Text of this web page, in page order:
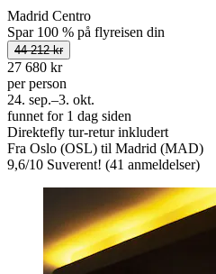
Madrid Centro
Spar 100 % på flyreisen din
44 212 kr
27 680 kr
per person
24. sep.–3. okt.
funnet for 1 dag siden
Direktefly tur-retur inkludert
Fra Oslo (OSL) til Madrid (MAD)
9,6/10 Suverent! (41 anmeldelser)